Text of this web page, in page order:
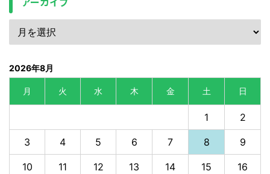
2026年8月
月 火 水 木 金 土 日
1 2
3 4 5 6 7 8 9
10 11 12 13 14 15 16